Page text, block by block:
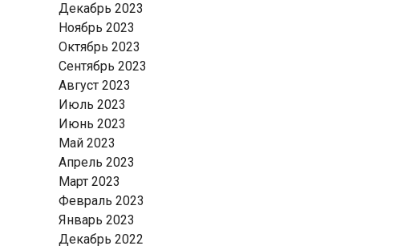
Декабрь 2023
Ноябрь 2023
Октябрь 2023
Сентябрь 2023
Август 2023
Июль 2023
Июнь 2023
Май 2023
Апрель 2023
Март 2023
Февраль 2023
Январь 2023
Декабрь 2022